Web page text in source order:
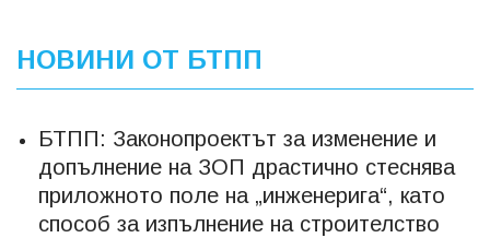
НОВИНИ ОТ БТПП
БТПП: Законопроектът за изменение и
допълнение на ЗОП драстично стеснява
приложното поле на „инженерига“, като
способ за изпълнение на строителство